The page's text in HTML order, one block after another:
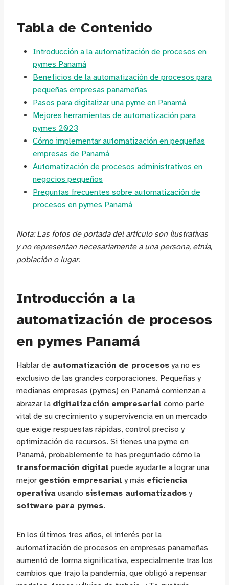
Tabla de Contenido
Introducción a la automatización de procesos en
pymes Panamá
Beneficios de la automatización de procesos para
pequeñas empresas panameñas
Pasos para digitalizar una pyme en Panamá
Mejores herramientas de automatización para
pymes 2023
Cómo implementar automatización en pequeñas
empresas de Panamá
Automatización de procesos administrativos en
negocios pequeños
Preguntas frecuentes sobre automatización de
procesos en pymes Panamá
Nota: Las fotos de portada del artículo son ilustrativas
y no representan necesariamente a una persona, etnia,
población o lugar.
Introducción a la
automatización de procesos
en pymes Panamá
Hablar de automatización de procesos ya no es
exclusivo de las grandes corporaciones. Pequeñas y
medianas empresas (pymes) en Panamá comienzan a
abrazar la digitalización empresarial como parte
vital de su crecimiento y supervivencia en un mercado
que exige respuestas rápidas, control preciso y
optimización de recursos. Si tienes una pyme en
Panamá, probablemente te has preguntado cómo la
transformación digital puede ayudarte a lograr una
mejor gestión empresarial y más eficiencia
operativa usando sistemas automatizados y
software para pymes.
En los últimos tres años, el interés por la
automatización de procesos en empresas panameñas
aumentó de forma significativa, especialmente tras los
cambios que trajo la pandemia, que obligó a repensar